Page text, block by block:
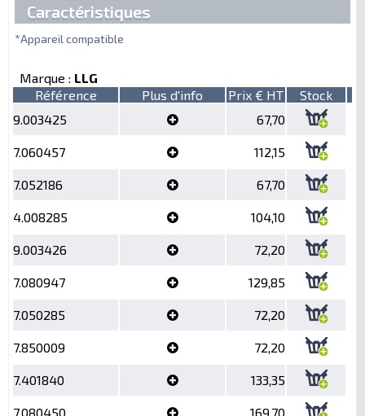
Caractéristiques
*Appareil compatible
Marque : LLG
Référence
Plus d'info Prix € HT
Stock
9.003425
67,70
7.060457 112,15
7.052186 67,70
4.008285 104,10
9.003426 72,20
7.080947 129,85
7.050285 72,20
7.850009 72,20
7.401840 133,35
7.080450 169,70